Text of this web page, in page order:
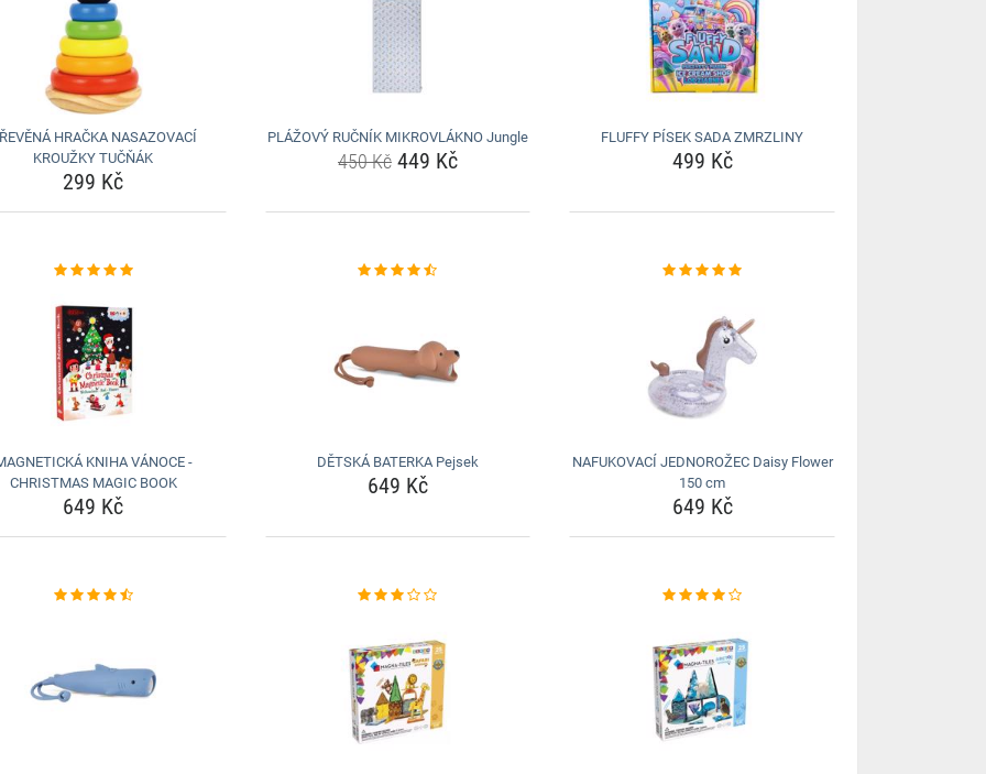
HRAČKA NASAZOVACÍ
KROUŽKY TUČŇÁK
299 Kč
PLÁŽOVÝ RUČNÍK MIKROVLÁKNO Jungle
450 Kč449 Kč
FLUFFY PÍSEK SADA ZMRZLINY
499 Kč
KNIHA VÁNOCE -
CHRISTMAS MAGIC BOOK
649 Kč
DĚTSKÁ BATERKA Pejsek
649 Kč
NAFUKOVACÍ JEDNOROŽEC Daisy Flower
150 cm
649 Kč